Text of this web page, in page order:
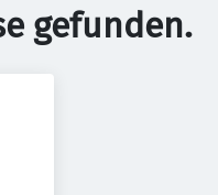
gefunden.